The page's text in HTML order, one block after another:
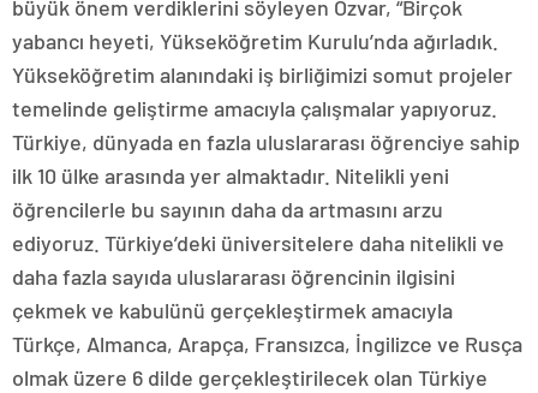
büyük önem verdiklerini söyleyen Özvar, “Birçok
yabancı heyeti, Yükseköğretim Kurulu’nda ağırladık.
Yükseköğretim alanındaki iş birliğimizi somut projeler
temelinde geliştirme amacıyla çalışmalar yapıyoruz.
Türkiye, dünyada en fazla uluslararası öğrenciye sahip
ilk 10 ülke arasında yer almaktadır. Nitelikli yeni
öğrencilerle bu sayının daha da artmasını arzu
ediyoruz. Türkiye’deki üniversitelere daha nitelikli ve
daha fazla sayıda uluslararası öğrencinin ilgisini
çekmek ve kabulünü gerçekleştirmek amacıyla
Türkçe, Almanca, Arapça, Fransızca, İngilizce ve Rusça
olmak üzere 6 dilde gerçekleştirilecek olan Türkiye